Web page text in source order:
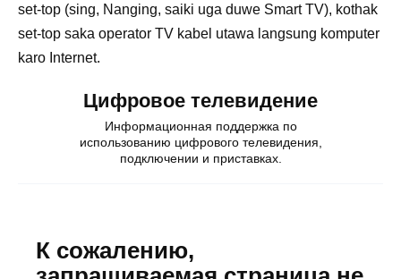
set-top (sing, Nanging, saiki uga duwe Smart TV), kothak
set-top saka operator TV kabel utawa langsung komputer
karo Internet.